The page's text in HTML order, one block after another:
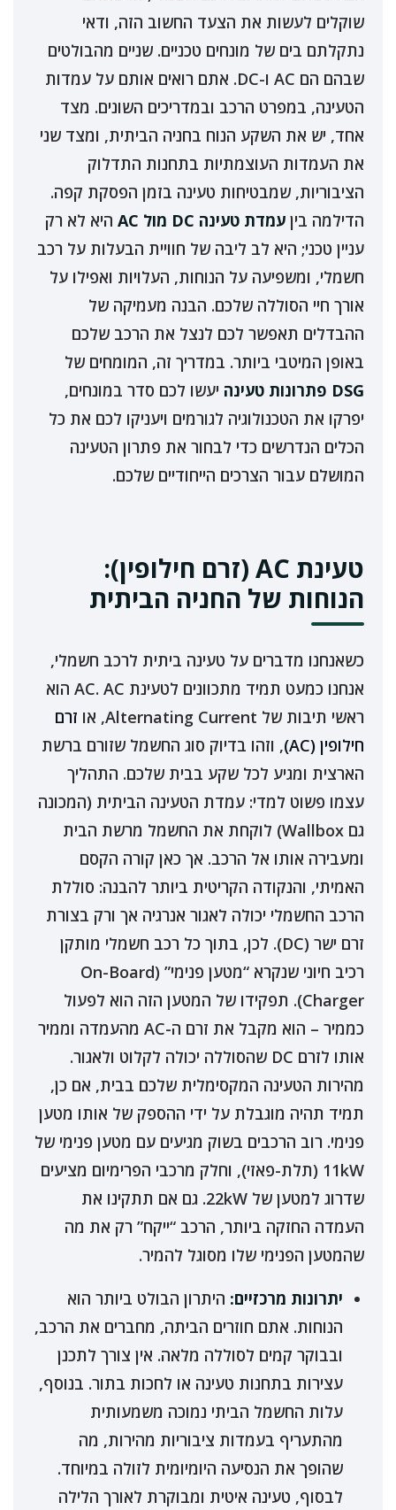
שוקלים לעשות את הצעד החשוב הזה, ודאי
נתקלתם בים של מונחים טכניים. שניים מהבולטים
שבהם הם AC ו-DC. אתם רואים אותם על עמדות
הטעינה, במפרט הרכב ובמדריכים השונים. מצד
אחד, יש את השקע הנוח בחניה הביתית, ומצד שני
את העמדות העוצמתיות בתחנות התדלוק
הציבוריות, שמבטיחות טעינה בזמן הפסקת קפה.
הדילמה בין עמדת טעינה DC מול AC
היא לא רק
עניין טכני; היא לב ליבה של חוויית הבעלות על רכב
חשמלי, ומשפיעה על הנוחות, העלויות ואפילו על
אורך חיי הסוללה שלכם. הבנה מעמיקה של
ההבדלים תאפשר לכם לנצל את הרכב שלכם
באופן המיטבי ביותר. במדריך זה, המומחים של
DSG פתרונות טעינה
יעשו לכם סדר במונחים,
יפרקו את הטכנולוגיה לגורמים ויעניקו לכם את כל
הכלים הנדרשים כדי לבחור את פתרון הטעינה
המושלם עבור הצרכים הייחודיים שלכם.
טעינת AC (זרם חילופין):
הנוחות של החניה הביתית
כשאנחנו מדברים על טעינה ביתית לרכב חשמלי,
אנחנו כמעט תמיד מתכוונים לטעינת AC. AC הוא
ראשי תיבות של Alternating Current, או
זרם
חילופין (AC)
, וזהו בדיוק סוג החשמל שזורם ברשת
הארצית ומגיע לכל שקע בבית שלכם. התהליך
עצמו פשוט למדי: עמדת הטעינה הביתית (המכונה
גם Wallbox) לוקחת את החשמל מרשת הבית
ומעבירה אותו אל הרכב. אך כאן קורה הקסם
האמיתי, והנקודה הקריטית ביותר להבנה: סוללת
הרכב החשמלי יכולה לאגור אנרגיה אך ורק בצורת
זרם ישר (DC). לכן, בתוך כל רכב חשמלי מותקן
רכיב חיוני שנקרא “מטען פנימי” (On-Board
Charger). תפקידו של המטען הזה הוא לפעול
כממיר – הוא מקבל את זרם ה-AC מהעמדה וממיר
אותו לזרם DC שהסוללה יכולה לקלוט ולאגור.
מהירות הטעינה המקסימלית שלכם בבית, אם כן,
תמיד תהיה מוגבלת על ידי ההספק של אותו מטען
פנימי. רוב הרכבים בשוק מגיעים עם מטען פנימי של
11kW (תלת-פאזי), וחלק מרכבי הפרימיום מציעים
שדרוג למטען של 22kW. גם אם תתקינו את
העמדה החזקה ביותר, הרכב “ייקח” רק את מה
שהמטען הפנימי שלו מסוגל להמיר.
יתרונות מרכזיים: היתרון הבולט ביותר הוא
הנוחות. אתם חוזרים הביתה, מחברים את הרכב,
ובבוקר קמים לסוללה מלאה. אין צורך לתכנן
עצירות בתחנות טעינה או לחכות בתור. בנוסף,
עלות החשמל הביתי נמוכה משמעותית
מהתעריף בעמדות ציבוריות מהירות, מה
שהופך את הנסיעה היומיומית לזולה במיוחד.
לבסוף, טעינה איטית ומבוקרת לאורך הלילה